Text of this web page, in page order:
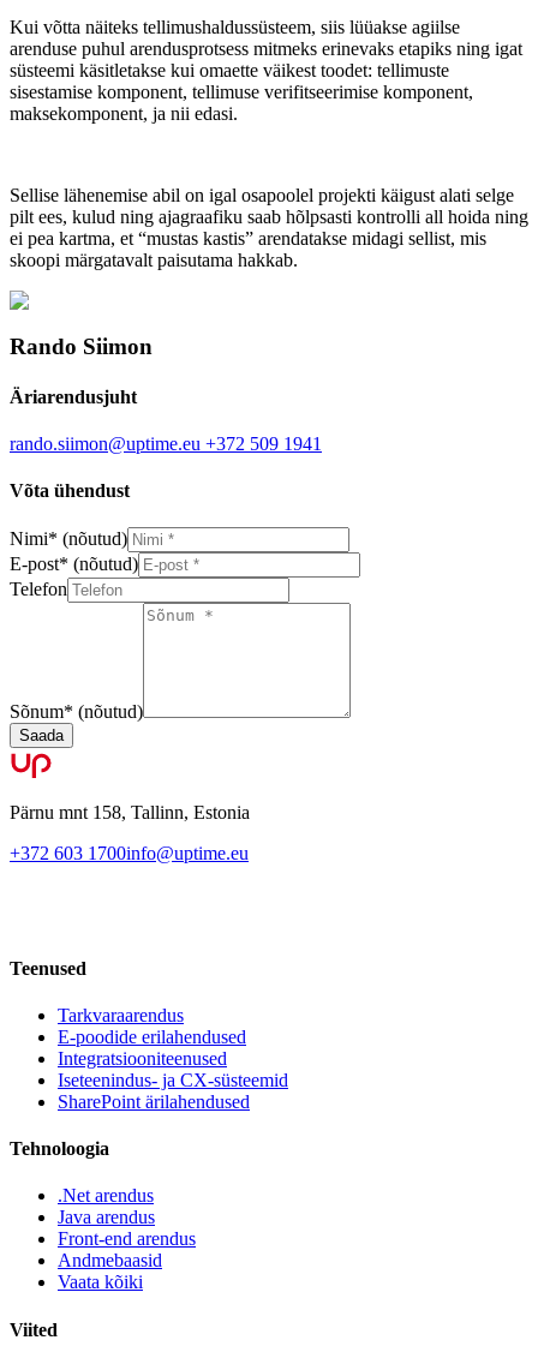
Kui võtta näiteks tellimushaldussüsteem, siis lüüakse agiilse
arenduse puhul arendusprotsess mitmeks erinevaks etapiks ning igat
süsteemi käsitletakse kui omaette väikest toodet: tellimuste
sisestamise komponent, tellimuse verifitseerimise komponent,
maksekomponent, ja nii edasi.
Sellise lähenemise abil on igal osapoolel projekti käigust alati selge
pilt ees, kulud ning ajagraafiku saab hõlpsasti kontrolli all hoida ning
ei pea kartma, et “mustas kastis” arendatakse midagi sellist, mis
skoopi märgatavalt paisutama hakkab.
Rando Siimon
Äriarendusjuht
rando.siimon@uptime.eu +372 509 1941
Võta ühendust
Nimi* (nõutud)
E-post* (nõutud)
Telefon
Sõnum* (nõutud)
Saada
Pärnu mnt 158, Tallinn, Estonia
+372 603 1700info@uptime.eu
Teenused
Tarkvaraarendus
E-poodide erilahendused
Integratsiooniteenused
Iseteenindus- ja CX-süsteemid
SharePoint ärilahendused
Tehnoloogia
.Net arendus
Java arendus
Front-end arendus
Andmebaasid
Vaata kõiki
Viited